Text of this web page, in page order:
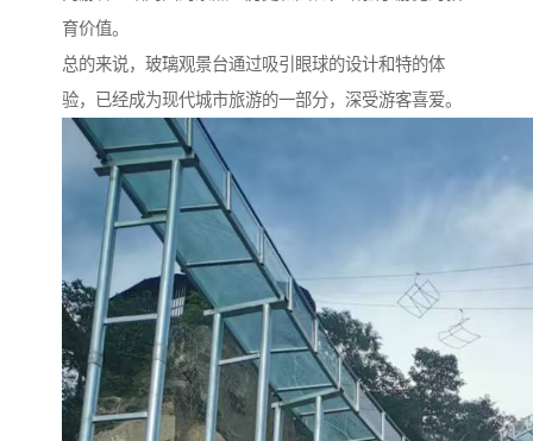
育价值。
总的来说，玻璃观景台通过吸引眼球的设计和特的体
验，已经成为现代城市旅游的一部分，深受游客喜爱。